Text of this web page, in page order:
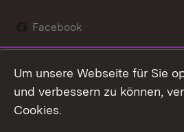
Facebook
Social Wall
Youtube
Um unsere Webseite für Sie
und verbessern zu können,
Cookies.